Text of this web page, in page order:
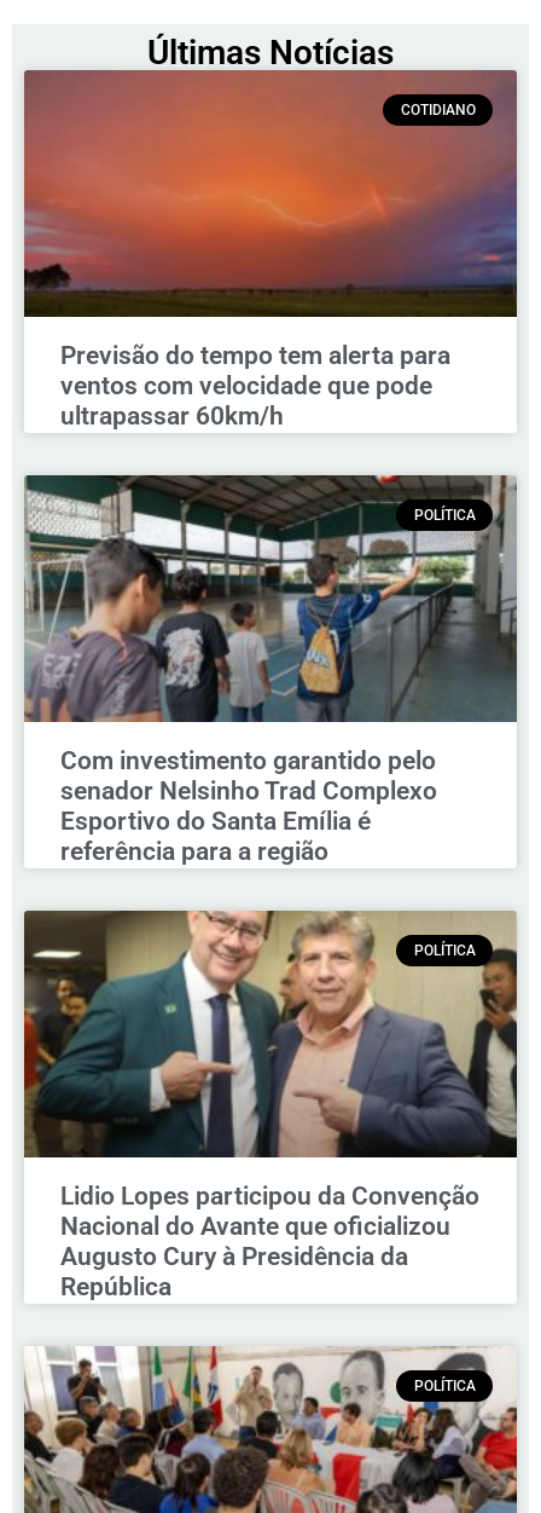
Últimas Notícias
COTIDIANO
Previsão do tempo tem alerta para
ventos com velocidade que pode
ultrapassar 60km/h
POLÍTICA
Com investimento garantido pelo
senador Nelsinho Trad Complexo
Esportivo do Santa Emília é
referência para a região
POLÍTICA
Lidio Lopes participou da Convenção
Nacional do Avante que oficializou
Augusto Cury à Presidência da
República
POLÍTICA